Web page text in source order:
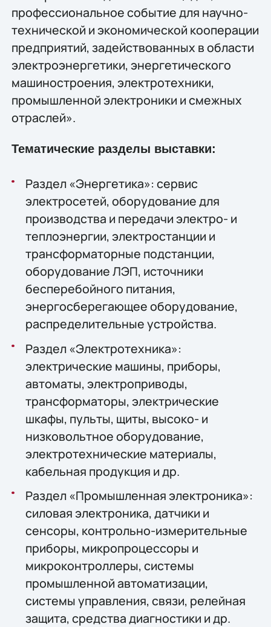
профессиональное событие для научно-
технической и экономической кооперации
предприятий, задействованных в области
электроэнергетики, энергетического
машиностроения, электротехники,
промышленной электроники и смежных
отраслей».
Тематические разделы выставки:
Раздел «Энергетика»: сервис
электросетей, оборудование для
производства и передачи электро- и
теплоэнергии, электростанции и
трансформаторные подстанции,
оборудование ЛЭП, источники
бесперебойного питания,
энергосберегающее оборудование,
распределительные устройства.
Раздел «Электротехника»:
электрические машины, приборы,
автоматы, электроприводы,
трансформаторы, электрические
шкафы, пульты, щиты, высоко- и
низковольтное оборудование,
электротехнические материалы,
кабельная продукция и др.
Раздел «Промышленная электроника»:
силовая электроника, датчики и
сенсоры, контрольно-измерительные
приборы, микропроцессоры и
микроконтроллеры, системы
промышленной автоматизации,
системы управления, связи, релейная
защита, средства диагностики и др.